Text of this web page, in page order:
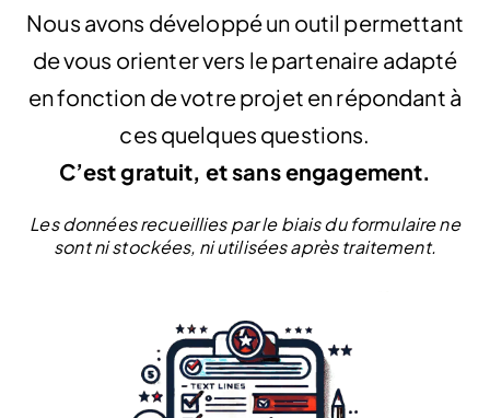
Nous avons développé un outil permettant
de vous orienter vers le partenaire adapté
en fonction de votre projet en répondant à
ces quelques questions.
C’est gratuit, et sans engagement.
Les données recueillies par le biais du formulaire ne
sont ni stockées, ni utilisées après traitement.